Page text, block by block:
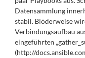
Datensammlung
stabil. Blöderweise
Verbindungsaufbau
eingeführten
(http://